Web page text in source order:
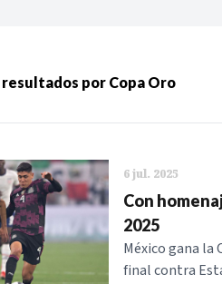
NOTICIAS
resultados por Copa Oro
6 jul. 2025
Con
2025
México gana la
final contra